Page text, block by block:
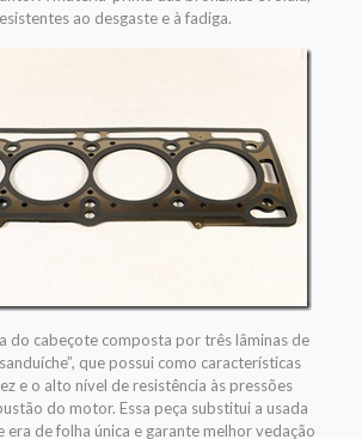
ao desgaste e à fadiga.
do cabeçote composta por três lâminas de
que possui como características
e o alto nível de resistência às pressões
do motor. Essa peça substitui a usada
era de folha única e garante melhor vedação